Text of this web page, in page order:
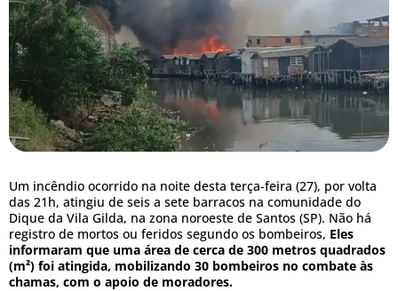
Um incêndio ocorrido na noite desta terça-feira (27), por volta
das 21h, atingiu de seis a sete barracos na comunidade do
Dique da Vila Gilda, na zona noroeste de Santos (SP). Não há
registro de mortos ou feridos segundo os bombeiros, Eles
informaram que uma área de cerca de 300 metros quadrados
(m²) foi atingida, mobilizando 30 bombeiros no combate às
chamas, com o apoio de moradores.